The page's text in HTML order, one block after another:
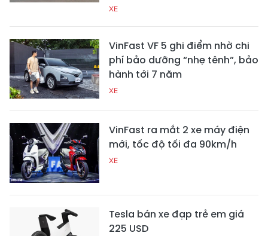
XE
VinFast VF 5 ghi điểm nhờ chi
phí bảo dưỡng “nhẹ tênh”, bảo
hành tới 7 năm
XE
VinFast ra mắt 2 xe máy điện
mới, tốc độ tối đa 90km/h
XE
Tesla bán xe đạp trẻ em giá
225 USD